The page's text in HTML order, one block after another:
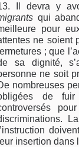
Il devra y
qui
pour
ne soient
; que
sa dignité,
ne soit
nombreuses
de fuir
insertion dans